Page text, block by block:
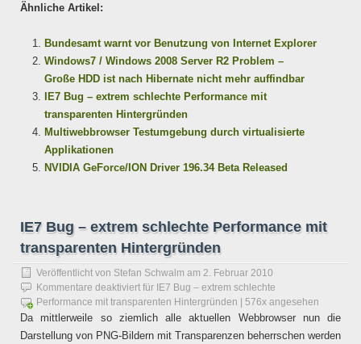
Ähnliche Artikel:
Bundesamt warnt vor Benutzung von Internet Explorer
Windows7 / Windows 2008 Server R2 Problem –
Große HDD ist nach Hibernate nicht mehr auffindbar
IE7 Bug – extrem schlechte Performance mit
transparenten Hintergründen
Multiwebbrowser Testumgebung durch virtualisierte
Applikationen
NVIDIA GeForce/ION Driver 196.34 Beta Released
IE7 Bug – extrem schlechte Performance mit
transparenten Hintergründen
Veröffentlicht von Stefan Schwalm am 2. Februar 2010
Kommentare deaktiviert für IE7 Bug – extrem schlechte
Performance mit transparenten Hintergründen | 576x angesehen
Da mittlerweile so ziemlich alle aktuellen Webbrowser nun die
Darstellung von PNG-Bildern mit Transparenzen beherrschen werden